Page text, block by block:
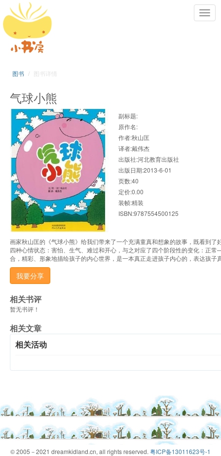
图书 图书详情
气球小熊
副标题:
原作名:
作者:秋山匡
译者:戴伟杰
出版社:河北教育出版社
出版日期:2013-6-01
页数:40
定价:0.00
装帧:精装
ISBN:9787554500125
画家秋山匡的《气球小熊》给我们带来了一个充满童真和想象的故事，既看到
四种心情状态：害怕、生气、难过和开心，与之对应了四个阶段性的变化：
合，精彩、形象地描绘孩子的内心世界，是一本真正走进孩子内心的，表达孩子
我要分享
相关书评
暂无书评！
相关文章
相关活动
© 2005－2021 dreamkidland.cn, all rights reserved. 粤ICP备13011623号-1